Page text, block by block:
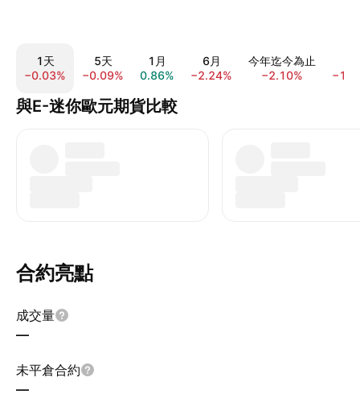
1天
−0.03%
5天
−0.09%
1月
0.86%
6月
−2.24%
今年迄今為止
−2.10%
與E-迷你歐元期貨比較
合約亮點
成交量
—
未平倉合約
—